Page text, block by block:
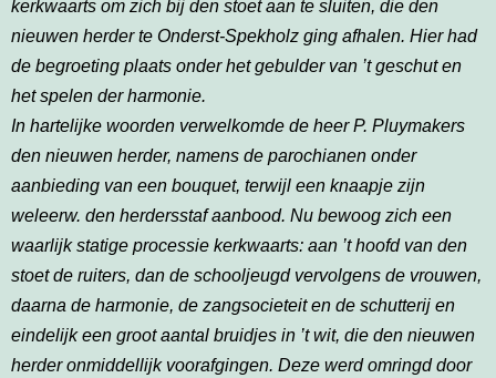
kerkwaarts om zich bij den stoet aan te sluiten, die den
nieuwen herder te Onderst-Spekholz ging afhalen. Hier had
de begroeting plaats onder het gebulder van ’t geschut en
het spelen der harmonie.
In hartelijke woorden verwelkomde de heer P. Pluymakers
den nieuwen herder, namens de parochianen onder
aanbieding van een bouquet, terwijl een knaapje zijn
weleerw. den herdersstaf aanbood. Nu bewoog zich een
waarlijk statige processie kerkwaarts: aan ’t hoofd van den
stoet de ruiters, dan de schooljeugd vervolgens de vrouwen,
daarna de harmonie, de zangsocieteit en de schutterij en
eindelijk een groot aantal bruidjes in ’t wit, die den nieuwen
herder onmiddellijk voorafgingen. Deze werd omringd door